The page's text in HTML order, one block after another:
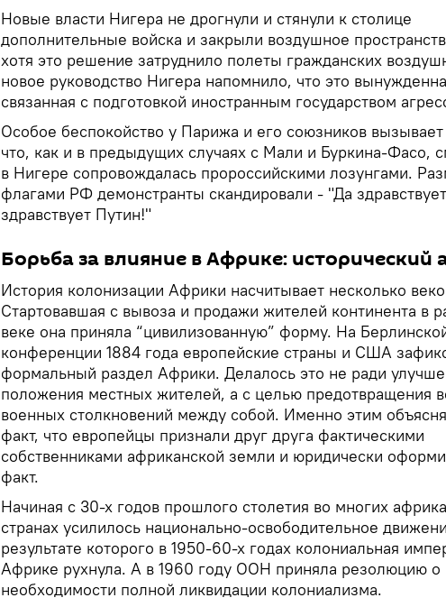
Новые власти Нигера не дрогнули и стянули к столице
дополнительные войска и закрыли воздушное
хотя это решение затруднило полеты гражданских
новое руководство Нигера напомнило, что это
связанная с подготовкой иностранным государством
Особое беспокойство у Парижа и его союзников вызывает
что, как и в предыдущих случаях с Мали и Буркина-Фасо,
в Нигере сопровождалась пророссийскими лозунгами.
флагами РФ демонстранты скандировали - "Да
здравствует Путин!"
Борьба за влияние в Африке: исторический
История колонизации Африки насчитывает несколько
Стартовавшая с вывоза и продажи жителей континента в
веке она приняла “цивилизованную” форму. На
конференции 1884 года европейские страны и США
формальный раздел Африки. Делалось это не ради
положения местных жителей, а с целью предотвращения
военных столкновений между собой. Именно этим
факт, что европейцы признали друг друга фактическими
собственниками африканской земли и юридически
факт.
Начиная с 30-х годов прошлого столетия во многих
странах усилилось национально-освободительное
результате которого в 1950-60-х годах колониальная
Африке рухнула. А в 1960 году ООН приняла резолюцию о
необходимости полной ликвидации колониализма.